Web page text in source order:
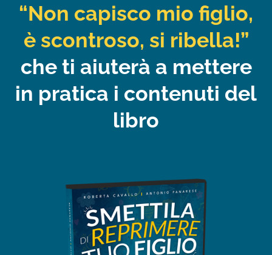
“Non capisco mio figlio,
è scontroso, si ribella!”
che ti aiuterà a mettere
in pratica i contenuti del
libro